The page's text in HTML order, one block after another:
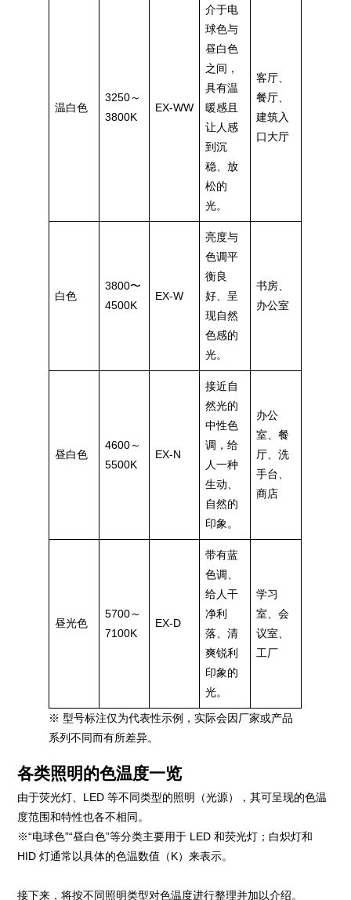
温白色
3250～
3800K
EX-WW
介于电
球色与
昼白色
之间，
具有温
暖感且
让人感
到沉
稳、放
松的
光。
客厅、
餐厅、
建筑入
口大厅
白色
3800〜
4500K
EX-W
亮度与
色调平
衡良
好、呈
现自然
色感的
光。
书房、
办公室
昼白色
4600～
5500K
EX-N
接近自
然光的
中性色
调，给
人一种
生动、
自然的
印象。
办公
室、餐
厅、洗
手台、
商店
昼光色
5700～
7100K
EX-D
带有蓝
色调、
给人干
净利
落、清
爽锐利
印象的
光。
学习
室、会
议室、
工厂
※ 型号标注仅为代表性示例，实际会因厂家或产品
系列不同而有所差异。
各类照明的色温度一览
由于荧光灯、LED 等不同类型的照明（光源），其可呈现的色温
度范围和特性也各不相同。
※“电球色”“昼白色”等分类主要用于 LED 和荧光灯；白炽灯和
HID 灯通常以具体的色温数值（K）来表示。
接下来，将按不同照明类型对色温度进行整理并加以介绍。